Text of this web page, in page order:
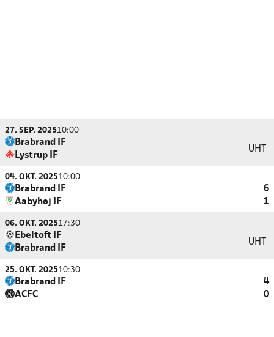
27. SEP. 202510:00
Brabrand IF
Lystrup IF
UHT
04. OKT. 202510:00
Brabrand IF
6
Aabyhøj IF
1
06. OKT. 202517:30
Ebeltoft IF
Brabrand IF
UHT
25. OKT. 202510:30
Brabrand IF
4
ACFC
0